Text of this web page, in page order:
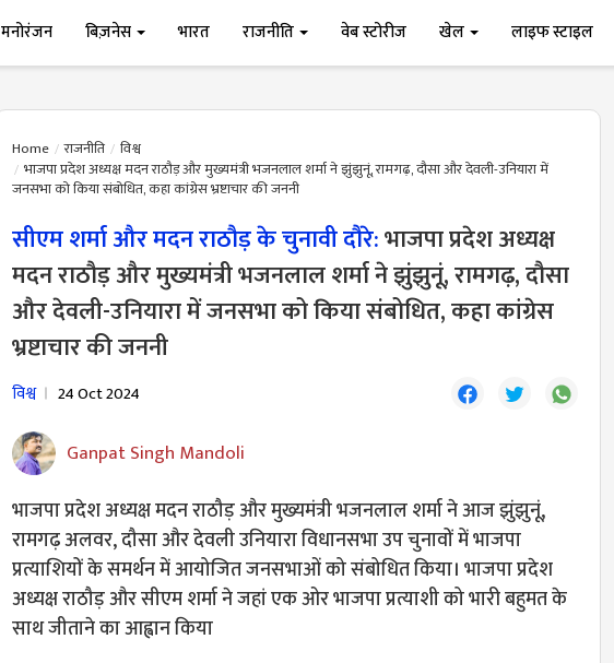
मनोरंजन बिज़नेस भारत राजनीति वेब स्टोरीज खेल लाइफ स्टाइल
Home राजनीति
विश्व
भाजपा प्रदेश अध्यक्ष मदन राठौड़ और मुख्यमंत्री भजनलाल शर्मा ने झुंझुनूं, रामगढ़, दौसा और देवली-उनियारा में
जनसभा को किया संबोधित, कहा कांग्रेस भ्रष्टाचार की जननी
सीएम शर्मा और मदन राठौड़ के चुनावी दौरे:भाजपा प्रदेश अध्यक्ष
मदन राठौड़ और मुख्यमंत्री भजनलाल शर्मा ने झुंझुनूं, रामगढ़, दौसा
और देवली-उनियारा में जनसभा को किया संबोधित, कहा कांग्रेस
भ्रष्टाचार की जननी
विश्व 24 Oct 2024
Ganpat Singh Mandoli
भाजपा प्रदेश अध्यक्ष मदन राठौड़ और मुख्यमंत्री भजनलाल शर्मा ने आज झुंझुनूं,
रामगढ़ अलवर, दौसा और देवली उनियारा विधानसभा उप चुनावों में भाजपा
प्रत्याशियों के समर्थन में आयोजित जनसभाओं को संबोधित किया। भाजपा प्रदेश
अध्यक्ष राठौड़ और सीएम शर्मा ने जहां एक ओर भाजपा प्रत्याशी को भारी बहुमत के
साथ जीताने का आह्वान किया